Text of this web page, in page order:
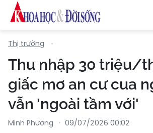
Thị trường
Thu nhập 30 triệu/
giấc mơ an cư cua
vẫn 'ngoài tầm với'
Minh Phương 09/07/2026 00:02